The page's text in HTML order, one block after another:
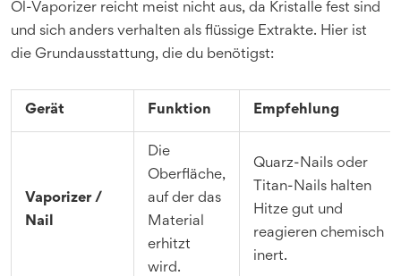
Öl-Vaporizer reicht meist nicht aus, da Kristalle fest sind
und sich anders verhalten als flüssige Extrakte. Hier ist
die Grundausstattung, die du benötigst:
Gerät Funktion Empfehlung
Vaporizer /
Nail
Die
Oberfläche,
auf der das
Material
erhitzt
wird.
Quarz-Nails oder
Titan-Nails halten
Hitze gut und
reagieren chemisch
inert.